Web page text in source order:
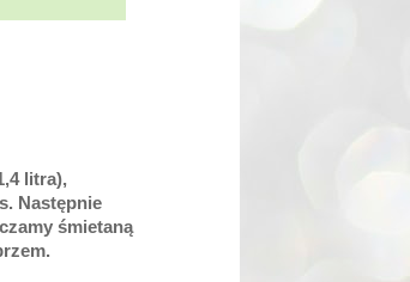
litra),
Następnie
śmietaną